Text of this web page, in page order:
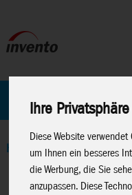
Ihre
Diese Website verwendet
um Ihnen ein besseres
die Werbung, die Sie
anzupassen. Diese
Home > Drachen >